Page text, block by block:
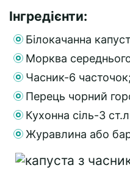
Інгредієнти:
Білокачанна
Морква
Часник-6 часточок;
Перець чорний
Кухонна сіль-3
Журавлина або